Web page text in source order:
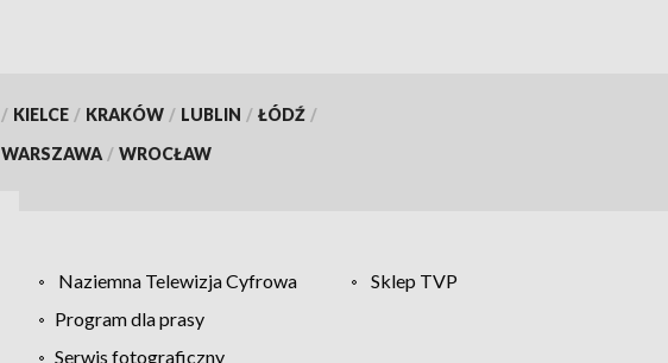
/ KIELCE / KRAKÓW / LUBLIN / ŁÓDŹ /
WARSZAWA / WROCŁAW
Naziemna Telewizja Cyfrowa
Sklep TVP
Program dla prasy
Serwis fotograficzny